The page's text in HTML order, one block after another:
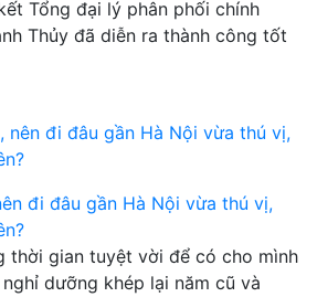
Tổng đại lý phân phối chính
Thủy đã diễn ra thành công tốt
đi đâu gần Hà Nội vừa thú vị,
thời gian tuyệt vời để có cho mình
dưỡng khép lại năm cũ và